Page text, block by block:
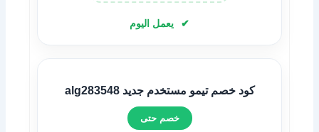
يعمل اليوم
كود خصم تيمو مستخدم جديد alg283548
خصم حتى